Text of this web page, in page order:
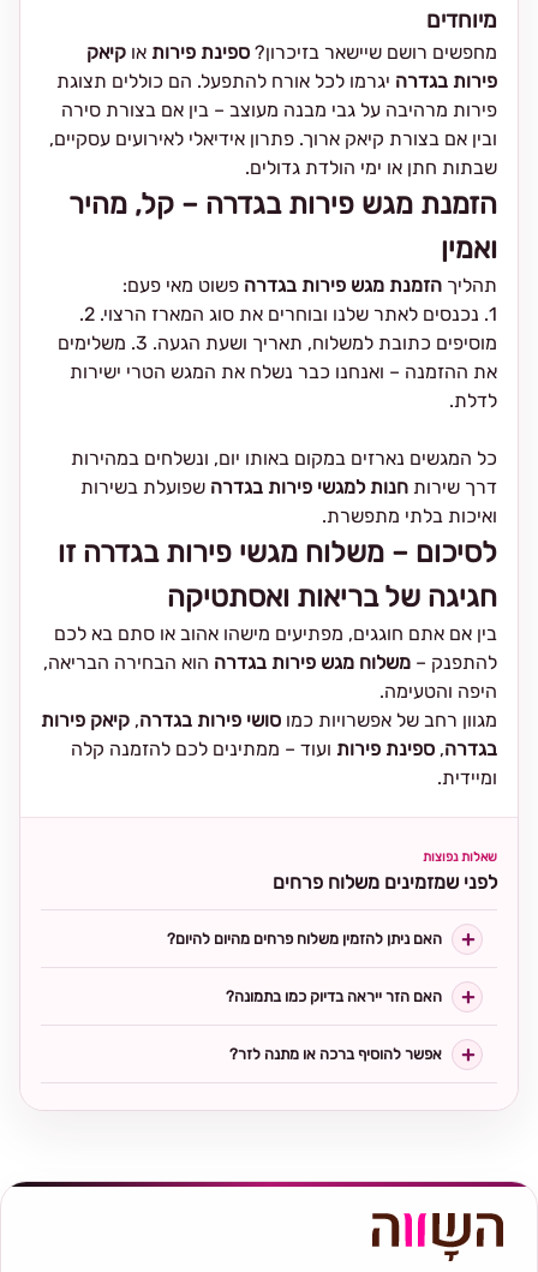
מיוחדים
מחפשים רושם שיישאר בזיכרון? ספינת פירות או קיאק
פירות בגדרה יגרמו לכל אורח להתפעל. הם כוללים תצוגת
פירות מרהיבה על גבי מבנה מעוצב – בין אם בצורת סירה
ובין אם בצורת קיאק ארוך. פתרון אידיאלי לאירועים עסקיים,
שבתות חתן או ימי הולדת גדולים.
הזמנת מגש פירות בגדרה – קל, מהיר
ואמין
תהליך הזמנת מגש פירות בגדרה פשוט מאי פעם:
1. נכנסים לאתר שלנו ובוחרים את סוג המארז הרצוי. 2.
מוסיפים כתובת למשלוח, תאריך ושעת הגעה. 3. משלימים
את ההזמנה – ואנחנו כבר נשלח את המגש הטרי ישירות
לדלת.
כל המגשים נארזים במקום באותו יום, ונשלחים במהירות
דרך שירות חנות למגשי פירות בגדרה שפועלת בשירות
ואיכות בלתי מתפשרת.
לסיכום – משלוח מגשי פירות בגדרה זו
חגיגה של בריאות ואסתטיקה
בין אם אתם חוגגים, מפתיעים מישהו אהוב או סתם בא לכם
להתפנק – משלוח מגש פירות בגדרה הוא הבחירה הבריאה,
היפה והטעימה.
מגוון רחב של אפשרויות כמו סושי פירות בגדרה, קיאק פירות
בגדרה, ספינת פירות ועוד – ממתינים לכם להזמנה קלה
ומיידית.
שאלות נפוצות
לפני שמזמינים משלוח פרחים
האם ניתן להזמין משלוח פרחים מהיום להיום?
האם הזר ייראה בדיוק כמו בתמונה?
אפשר להוסיף ברכה או מתנה לזר?